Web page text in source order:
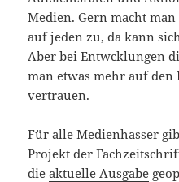
Medien. Gern macht
auf jeden zu, da kann
Aber bei Entwcklungen
man etwas mehr auf den
vertrauen.
Für alle Medienhasser
Projekt der
dieaktuelle Ausgabe